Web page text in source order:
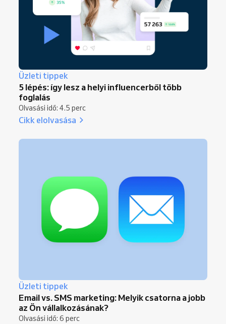
Üzleti tippek
5 lépés: így lesz a helyi influencerből több
foglalás
Olvasási idő: 4.5 perc
Cikk elolvasása
Üzleti tippek
Email vs. SMS marketing: Melyik csatorna a jobb
az Ön vállalkozásának?
Olvasási idő: 6 perc